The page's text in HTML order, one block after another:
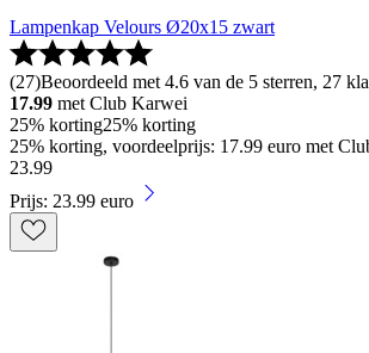
Lampenkap Velours Ø20x15 zwart
(27)Beoordeeld met 4.6 van de 5 sterren, 27
17.99 met Club Karwei
25% korting25% korting
25% korting, voordeelprijs: 17.99 euro met
23.99
Prijs: 23.99 euro